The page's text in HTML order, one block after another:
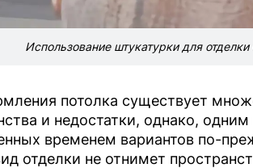
Использование штукатурки для
потолка существует
и недостатки, однако,
временем вариантов по-
отделки не отнимет